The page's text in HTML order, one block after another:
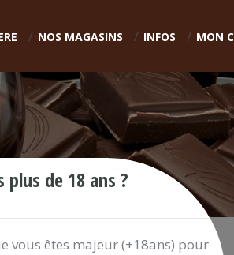
NOS MAGASINS INFOS MON
plus de 18 ans ?
vous êtes majeur (+18ans) pour